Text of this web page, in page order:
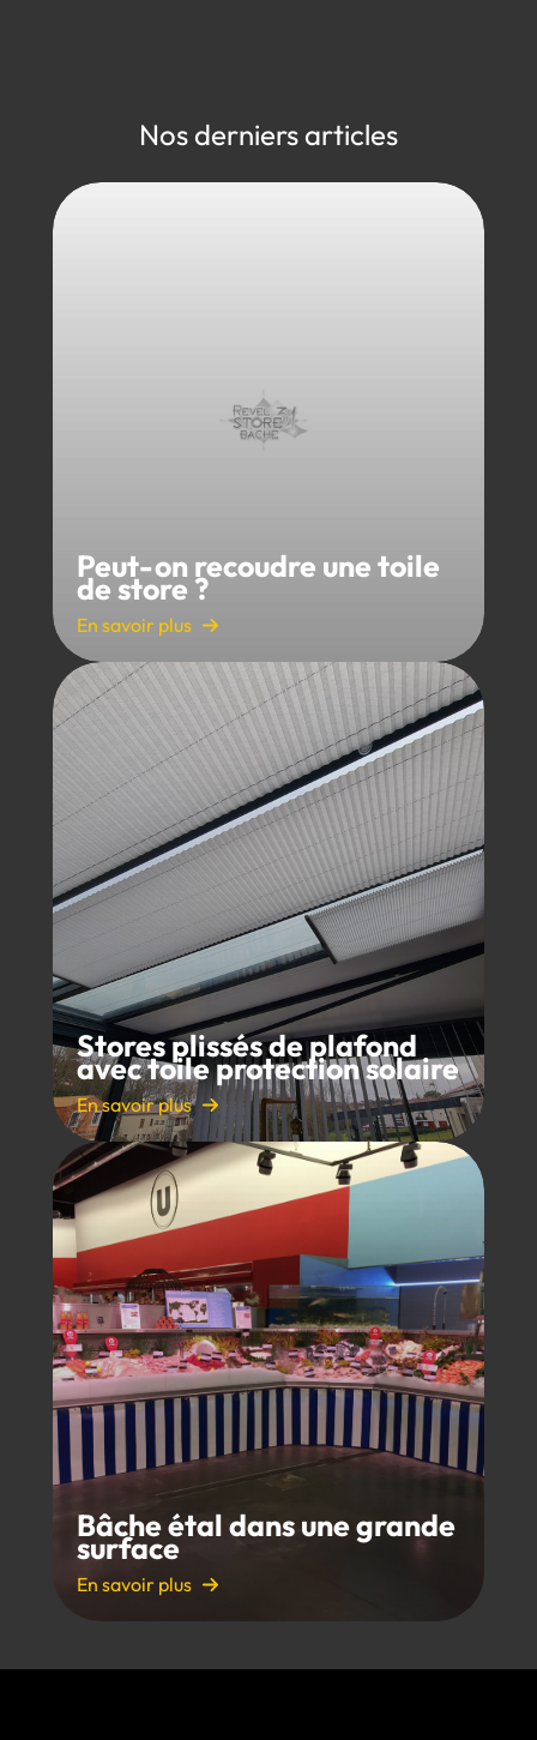
Nos derniers articles
Peut-on recoudre une toile
de store ?
En savoir plus
Stores plissés de plafond
avec toile protection solaire
En savoir plus
Bâche étal dans une grande
surface
En savoir plus